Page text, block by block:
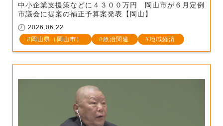
中小企業支援策などに４３００万円 岡山市が６月定例
市議会に提案の補正予算案発表【岡山】
2026.06.22
岡山県（岡山市）
政治関連 地域経済